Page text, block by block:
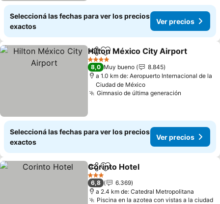
Seleccioná las fechas para ver los precios
exactos
Ver precios
CompartirAñadir a favoritos
Hilton México City Airport
4 Estrellas
8,0 Muy bueno
8.845
a 1.0 km de: Aeropuerto Internacional de la
Ciudad de México
Gimnasio de última generación
Seleccioná las fechas para ver los precios
exactos
Ver precios
CompartirAñadir a favoritos
Corinto Hotel
3 Estrellas
6,8
6.369
a 2.4 km de: Catedral Metropolitana
Piscina en la azotea con vistas a la ciudad